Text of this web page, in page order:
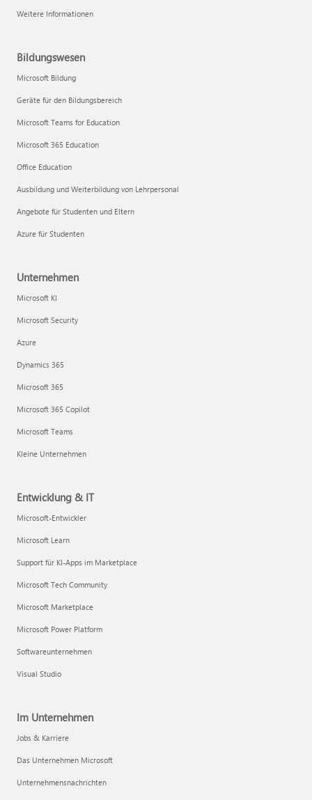
Weitere Informationen
Bildungswesen
Microsoft Bildung
Geräte für den Bildungsbereich
Microsoft Teams for Education
Microsoft 365 Education
Office Education
Ausbildung und Weiterbildung von Lehrpersonal
Angebote für Studenten und Eltern
Azure für Studenten
Unternehmen
Microsoft KI
Microsoft Security
Azure
Dynamics 365
Microsoft 365
Microsoft 365 Copilot
Microsoft Teams
Kleine Unternehmen
Entwicklung & IT
Microsoft-Entwickler
Microsoft Learn
Support für KI-Apps im Marketplace
Microsoft Tech Community
Microsoft Marketplace
Microsoft Power Platform
Softwareunternehmen
Visual Studio
Im Unternehmen
Jobs & Karriere
Das Unternehmen Microsoft
Unternehmensnachrichten